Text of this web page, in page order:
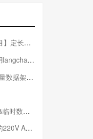
开胃小菜
models
解决方案】
）
高效电源设计